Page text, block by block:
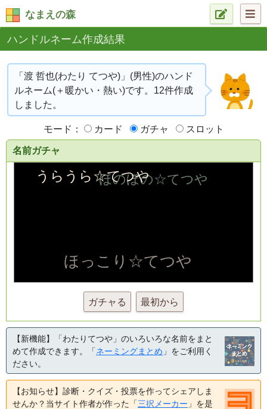
なまえの森
ハンドルネーム作成結果
「渡 哲也(わたり てつや)」(男性)のハンド
ルネーム(＋暖かい・熱い)です。12件作成
しました。
モード： カード ガチャ スロット
名前ガチャ
ガチャる 最初から
【新機能】「わたりてつや」のいろいろな名前をまと
めて作成できます。「ネーミングまとめ 」をご利用く
ださい。
【お知らせ】診断・クイズ・投票を作ってシェアしま
せんか？当サイト作者が作った「三択メーカー 」を是